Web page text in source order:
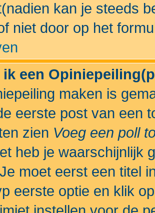
kan je steeds
niet door op het
ik een
maken is
eerste post van een
zien Voeg een poll
heb je waarschijnlijk
moet eerst een titel
eerste optie en klik